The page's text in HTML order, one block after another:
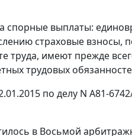
спорные выплаты:
страховые взносы,
труда, имеют прежде
трудовых
по делу N А81-
в Восьмой